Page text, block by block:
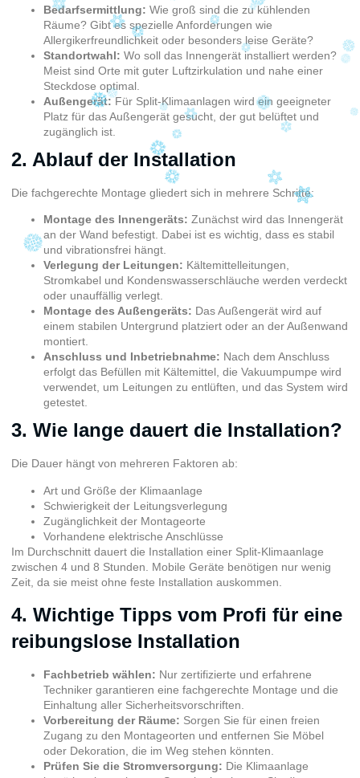
Bedarfsermittlung: Wie groß sind die zu kühlenden
Räume? Gibt es spezielle Anforderungen wie
Allergikerfreundlichkeit oder besonders leise Geräte?
Standortwahl: Wo soll das Innengerät installiert werden?
Meist sind Orte mit guter Luftzirkulation und nahe einer
Steckdose optimal.
Außengerät:Für Split-Klimaanlagen wird ein geeigneter
Platz für das Außengerät gesucht, der gut belüftet und
zugänglich ist.
2. Ablauf der Installation
Die fachgerechte Montage gliedert sich in mehrere Schritte:
Montage des Innengeräts: Zunächst wird das Innengerät
an der Wand befestigt. Dabei ist es wichtig, dass es stabil
und vibrationsfrei hängt.
Verlegung der Leitungen: Kältemittelleitungen,
Stromkabel und Kondenswasserschläuche werden verdeckt
oder unauffällig verlegt.
Montage des Außengeräts: Das Außengerät wird auf
einem stabilen Untergrund platziert oder an der Außenwand
montiert.
Anschluss und Inbetriebnahme: Nach dem Anschluss
erfolgt das Befüllen mit Kältemittel, die Vakuumpumpe wird
verwendet, um Leitungen zu entlüften, und das System wird
getestet.
3. Wie lange dauert die Installation?
Die Dauer hängt von mehreren Faktoren ab:
Art und Größe der Klimaanlage
Schwierigkeit der Leitungsverlegung
Zugänglichkeit der Montageorte
Vorhandene elektrische Anschlüsse
Im Durchschnitt dauert die Installation einer Split-Klimaanlage
zwischen 4 und 8 Stunden. Mobile Geräte benötigen nur wenig
Zeit, da sie meist ohne feste Installation auskommen.
4. Wichtige Tipps vom Profi für eine
reibungslose Installation
Fachbetrieb wählen: Nur zertifizierte und erfahrene
Techniker garantieren eine fachgerechte Montage und die
Einhaltung aller Sicherheitsvorschriften.
Vorbereitung der Räume: Sorgen Sie für einen freien
Zugang zu den Montageorten und entfernen Sie Möbel
oder Dekoration, die im Weg stehen könnten.
Prüfen Sie die Stromversorgung: Die Klimaanlage